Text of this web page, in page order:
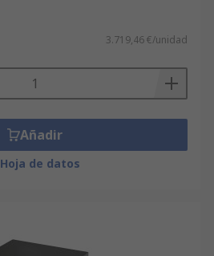
3.719,46 €/unidad
Añadir
Hoja de datos